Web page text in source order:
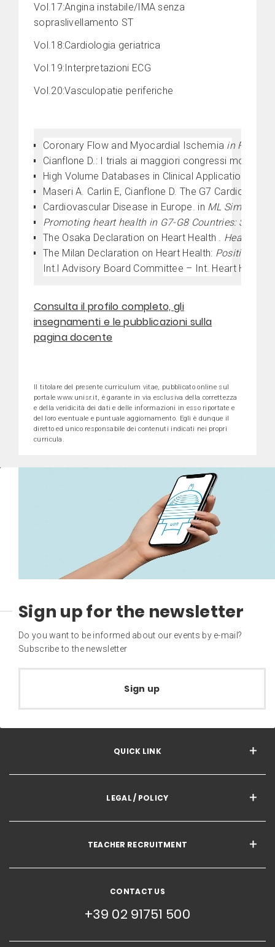
Vol.17:Angina instabile/IMA senza
sopraslivellamento ST
Vol.18:Cardiologia geriatrica
Vol.19:Interpretazioni ECG
Vol.20:Vasculopatie periferiche
Coronary Flow and Myocardial Ischemia in Fuster
Cianflone D.: I trials ai maggiori congressi mondiali
High Volume Databases in Clinical Applications in
Maseri A. Carlin E, Cianflone D. The G7 Cardio
Cardiovascular Disease in Europe. in ML Simoons;
Promoting heart health in G7-G8 Countries:
The Osaka Declaration on Heart Health . Health
The Milan Declaration on Heart Health: Positioning
Int.l Advisory Board Committee – Int. Heart Health
Consulta il profilo completo, gli
insegnamenti e le pubblicazioni sulla
pagina docente
Il titolare del presente curriculum vitae, pubblicato online sul
portale www.unisr.it, è garante in via esclusiva della correttezza
e della veridicità dei dati e delle informazioni in esso riportate e
del loro eventuale e puntuale aggiornamento. Egli è dunque il
diretto ed unico responsabile dei contenuti indicati nei propri
curricula.
Sign up for the newsletter
Do you want to be informed about our events by e-mail?
Subscribe to the newsletter
Sign up
QUICK LINK
LEGAL / POLICY
TEACHER RECRUITMENT
CONTACT US
+39 02 91751 500